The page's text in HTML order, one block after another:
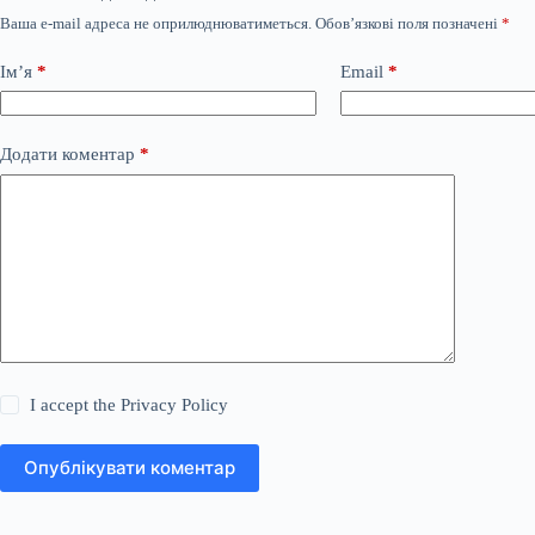
Ваша e-mail адреса не оприлюднюватиметься. Обов’язкові поля позначені *
Ім’я * Email *
Додати коментар *
I accept thePrivacy Policy
Опублікувати коментар